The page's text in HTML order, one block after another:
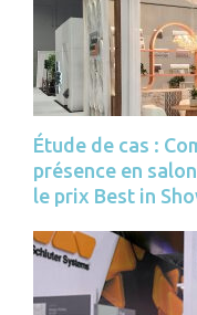
Étude de cas :
présence en
le prix Best in